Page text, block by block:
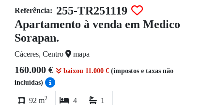
Referência: 255-TR251119
Apartamento à venda em Medico
Sorapan.
Cáceres, Centro mapa
160.000 € baixou 11.000 € (impostos e taxas não
incluídas)
92 m2 4 1